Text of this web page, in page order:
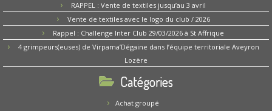
RAPPEL : Vente de textiles jusqu’au 3 avril
Vente de textiles avec le logo du club / 2026
Rappel : Challenge Inter Club 29/03/2026 à St Affrique
4 grimpeurs(euses) de Virpama’Dégaine dans l’équipe territoriale Aveyron
Lozère
Catégories
Achat groupé